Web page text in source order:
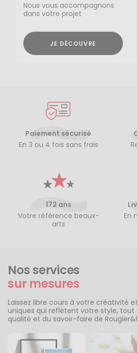
Nous vous accompagnons
dans votre projet
JE DÉCOUVRE
Paiement sécurisé
En 3 ou 4 fois sans frais
172 ans
Votre référence beaux-
arts
En
Nos services
sur mesures
Laissez libre cours à votre créativité
uniques qui reflètent votre style,
qualité et du savoir-faire de